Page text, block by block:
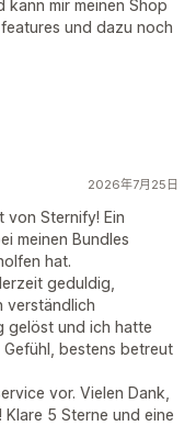
kann mir meinen Shop
und dazu noch
2026年7月25日
von Sternify! Ein
meinen Bundles
hat.
geduldig,
verständlich
gelöst und ich hatte
bestens betreut
vor. Vielen Dank,
5 Sterne und eine